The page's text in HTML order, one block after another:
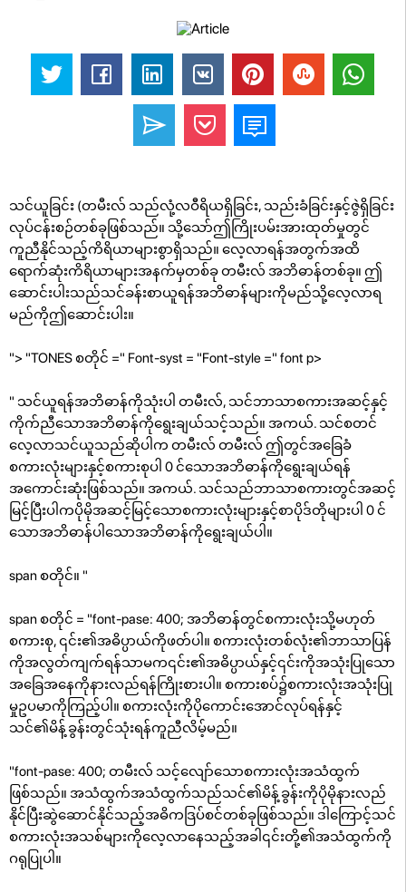
သင်ယူခြင်း (တမီးလ် သည်လုံ့လဝီရိယရှိခြင်း, သည်းခံခြင်းနှင့်ဇွဲရှိခြင်း
လုပ်ငန်းစဉ်တစ်ခုဖြစ်သည်။ သို့သော်ဤကြိုးပမ်းအားထုတ်မှုတွင်
ကူညီနိုင်သည့်ကိရိယာများစွာရှိသည်။ လေ့လာရန်အတွက်အထိ
ရောက်ဆုံးကိရိယာများအနက်မှတစ်ခု တမီးလ် အဘိဓာန်တစ်ခု။ ဤ
ဆောင်းပါးသည်သင်ခန်းစာယူရန်အဘိဓာန်များကိုမည်သို့လေ့လာရ
မည်ကိုဤဆောင်းပါး။
"> "TONES စတိုင် =" Font-syst = "Font-style =" font p>
" သင်ယူရန်အဘိဓာန်ကိုသုံးပါ တမီးလ်, သင်ဘာသာစကားအဆင့်နှင့်
ကိုက်ညီသောအဘိဓာန်ကိုရွေးချယ်သင့်သည်။ အကယ်. သင်စတင်
လေ့လာသင်ယူသည်ဆိုပါက တမီးလ် တမီးလ် ဤတွင်အခြေခံ
စကားလုံးများနှင့်စကားစုပါ 0 င်သောအဘိဓာန်ကိုရွေးချယ်ရန်
အကောင်းဆုံးဖြစ်သည်။ အကယ်. သင်သည်ဘာသာစကားတွင်အဆင့်
မြင့်ပြီးပါကပိုမိုအဆင့်မြင့်သောစကားလုံးများနှင့်စာပိုဒ်တိုများပါ 0 င်
သောအဘိဓာန်ပါသောအဘိဓာန်ကိုရွေးချယ်ပါ။
span စတိုင်။ "
span စတိုင် = "font-pase: 400; အဘိဓာန်တွင်စကားလုံးသို့မဟုတ်
စကားစု, ၎င်း၏အဓိပ္ပာယ်ကိုဖတ်ပါ။ စကားလုံးတစ်လုံး၏ဘာသာပြန်
ကိုအလွတ်ကျက်ရန်သာမက၎င်း၏အဓိပ္ပာယ်နှင့်၎င်းကိုအသုံးပြုသော
အခြေအနေကိုနားလည်ရန်ကြိုးစားပါ။ စကားစပ်၌စကားလုံးအသုံးပြု
မှုဥပမာကိုကြည့်ပါ။ စကားလုံးကိုပိုကောင်းအောင်လုပ်ရန်နှင့်
သင်၏မိန့်ခွန်းတွင်သုံးရန်ကူညီလိမ့်မည်။
"font-pase: 400; တမီးလ် သင့်လျော်သောစကားလုံးအသံထွက်
ဖြစ်သည်။ အသံထွက်အသံထွက်သည်သင်၏မိန့်ခွန်းကိုပိုမိုနားလည်
နိုင်ပြီးဆွဲဆောင်နိုင်သည့်အဓိကဒြပ်စင်တစ်ခုဖြစ်သည်။ ဒါကြောင့်သင်
စကားလုံးအသစ်များကိုလေ့လာနေသည့်အခါ၎င်းတို့၏အသံထွက်ကို
ဂရုပြုပါ။